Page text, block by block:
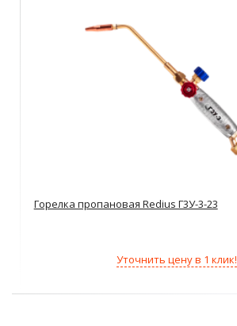
Горелка пропановая Redius Г3У-3-23
Уточнить цену в 1 клик!